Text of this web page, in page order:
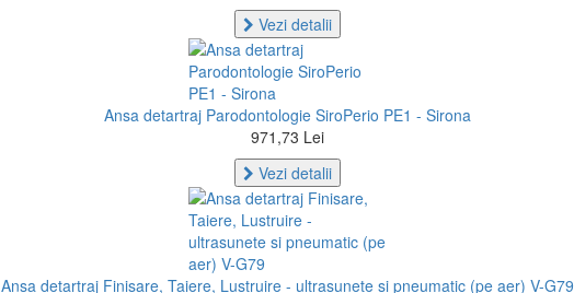
Vezi detalii
Ansa detartraj Parodontologie SiroPerio PE1 - Sirona
971,73 Lei
Vezi detalii
Ansa detartraj Finisare, Taiere, Lustruire - ultrasunete si pneumatic (pe aer) V-G79